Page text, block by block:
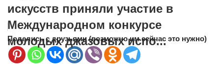
искусств приняли участие в
Международном конкурсе
молодых джазовых испо...
Поделись с друзьями (возможно им сейчас это нужно)